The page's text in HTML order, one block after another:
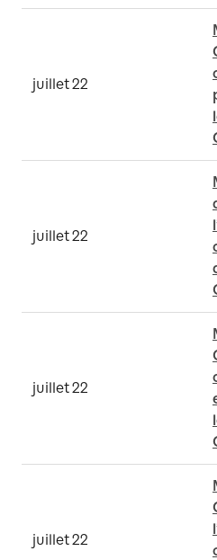
juillet 22
juillet 22
juillet 22
juillet 22